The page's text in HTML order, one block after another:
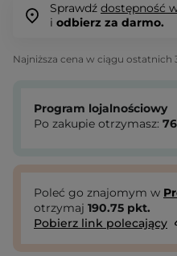
Sprawdź dostępność
i odbierz za darmo.
Najniższa cena w ciągu ostatnich
Program lojalnościowy
Po zakupie otrzymasz:
Poleć go znajomym w
otrzymaj 190.75 pkt.
Pobierz link polecający